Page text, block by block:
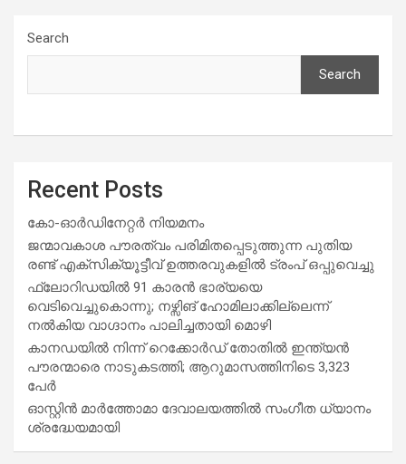
Search
Search
Recent Posts
കോ-ഓർഡിനേറ്റർ നിയമനം
ജന്മാവകാശ പൗരത്വം പരിമിതപ്പെടുത്തുന്ന പുതിയ
രണ്ട് എക്സിക്യൂട്ടീവ് ഉത്തരവുകളിൽ ട്രംപ് ഒപ്പുവെച്ചു
ഫ്ലോറിഡയിൽ 91 കാരൻ ഭാര്യയെ
വെടിവെച്ചുകൊന്നു; നഴ്സിങ് ഹോമിലാക്കില്ലെന്ന്
നൽകിയ വാഗ്ദാനം പാലിച്ചതായി മൊഴി
കാനഡയിൽ നിന്ന് റെക്കോർഡ് തോതിൽ ഇന്ത്യൻ
പൗരന്മാരെ നാടുകടത്തി; ആറുമാസത്തിനിടെ 3,323
പേർ
ഓസ്റ്റിൻ മാർത്തോമാ ദേവാലയത്തിൽ സംഗീത ധ്യാനം
ശ്രദ്ധേയമായി